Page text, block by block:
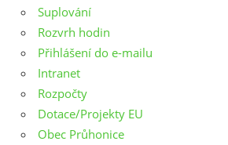
Suplování
Rozvrh hodin
Přihlášení do e-mailu
Intranet
Rozpočty
Dotace/Projekty EU
Obec Průhonice